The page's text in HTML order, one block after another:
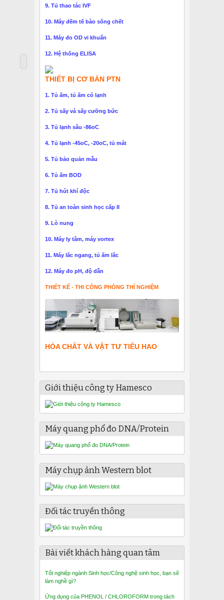
9. Tủ thao tác IVF
10. Máy đếm tế bào sống chết
11. Máy đo OD vi khuẩn
12. Hệ thống ELISA
THIẾT BỊ CƠ BẢN PTN
1. Tủ ấm, tủ ấm có lạnh
2. Tủ sấy và sấy cưỡng bức
3. Tủ lạnh sâu -86oC
4. Tủ lạnh -45oC, -20oC, tủ mát
5. Tủ bảo quản mẫu
6. Tủ ấm BOD
7. Tủ hút khí độc
8. Tủ an toàn sinh học cấp II
9. Lò nung
10. Máy ly tâm, máy vortex
11. Máy lắc ngang, tủ ấm lắc
12. Máy đo pH, độ dẫn
THIẾT KẾ - THI CÔNG PHÒNG THÍ NGHIỆM
HÓA CHẤT VÀ VẬT TƯ TIÊU HAO
Giới thiệu công ty Hamesco
Máy quang phổ đo DNA/Protein
Máy chụp ảnh Western blot
Đối tác truyền thông
Bài viết khách hàng quan tâm
Tốt nghiệp ngành Sinh học/Công nghệ sinh học, bạn sẽ
làm nghề gì?
Ứng dụng của PHENOL / CHLOROFORM trong tách